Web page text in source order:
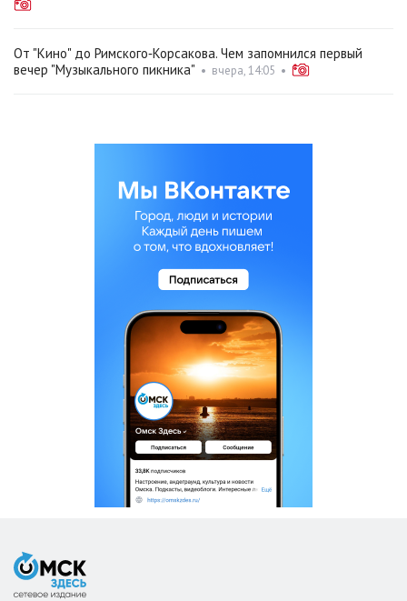
От "Кино" до Римского‑Корсакова. Чем запомнился первый
вечер "Музыкального пикника" • вчера, 14:05 •